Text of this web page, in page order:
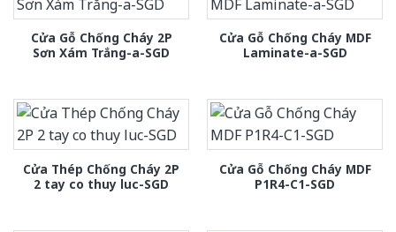
Cửa Gỗ Chống Cháy 2P
Sơn Xám Trắng-a-SGD
Cửa Gỗ Chống Cháy MDF
Laminate-a-SGD
Cửa Thép Chống Cháy 2P
2 tay co thuy luc-SGD
Cửa Gỗ Chống Cháy MDF
P1R4-C1-SGD